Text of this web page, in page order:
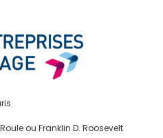
ou Franklin D. Roosevelt